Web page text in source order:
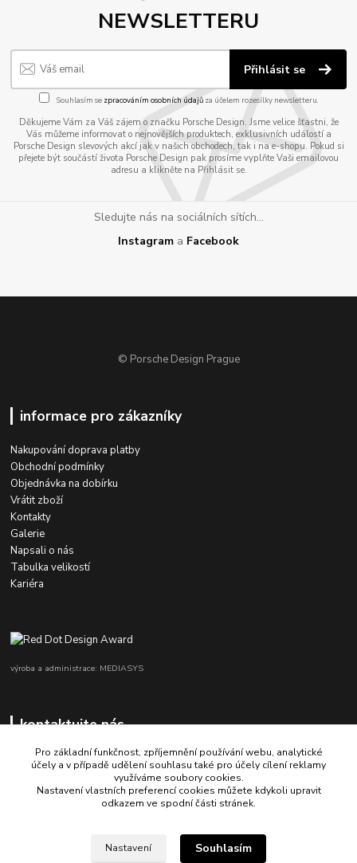
NEWSLETTERU
Přihlásit se
Souhlasím se zpracováním osobních údajůza účelem rozesílky newsletteru.
Děkujeme Vám za Váš zájem o značku Porsche Design. Jsme velice šťastni, že
Vás můžeme informovat o nejnovějších produktech, exklusivních událostí a
Porsche Design slevových akcí jak v našich obchodech, tak i na e-shopu. Pokud si
přejete být součástí života Porsche Design pak prosíme vyplňte Vaši emailovou
adresu a klikněte na Přihlásit se.
Sledujte nás na sociálních sítích...
Instagram a Facebook
© Porsche Design Prague
informace pro zákazníky
Nakupování doprava platby
Obchodní podmínky
Objednávka na dobírku
Vrátit zboží
Kontakty
Galerie
Napsali o nás
Tabulka velikostí
Kariéra
výroba a administrace: MEDIASYS
kontaktujte nás
+420 725 347 646
Pro základní funkčnost, zpříjemnění používání webu, analytické
účely a v případě udělení souhlasu také pro účely cílení reklamy
využíváme soubory cookies.
Nastavení vlastních preferencí cookies můžete kdykoli upravit
odkazem ve spodní části stránek.
Nastavení Souhlasím